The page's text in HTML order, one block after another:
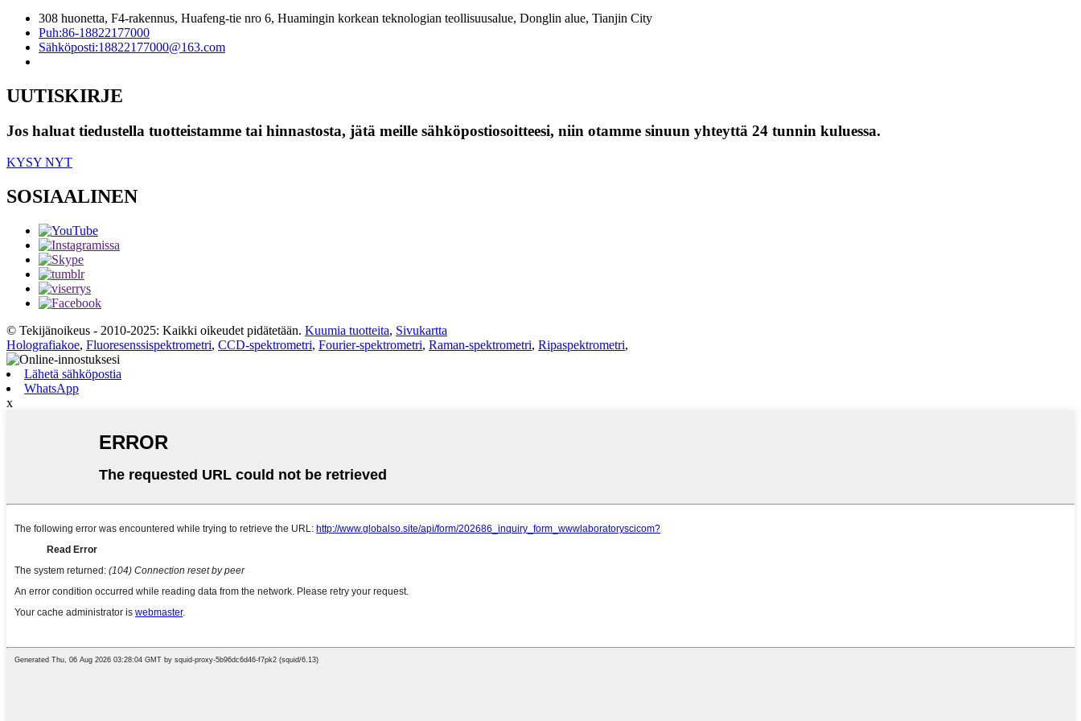
308 huonetta, F4-rakennus, Huafeng-tie nro 6, Huamingin korkean teknologian teollisuusalue, Donglin alue, Tianjin City
Puh:86-18822177000
Sähköposti:18822177000@163.com
UUTISKIRJE
Jos haluat tiedustella tuotteistamme tai hinnastosta, jätä meille sähköpostiosoitteesi, niin otamme sinuun yhteyttä 24 tunnin kuluessa.
KYSY NYT
SOSIAALINEN
© Tekijänoikeus - 2010-2025: Kaikki oikeudet pidätetään. Kuumia tuotteita, Sivukartta
Holografiakoe, Fluoresenssispektrometri, CCD-spektrometri, Fourier-spektrometri, Raman-spektrometri, Ripaspektrometri,
Lähetä sähköpostia
WhatsApp
x